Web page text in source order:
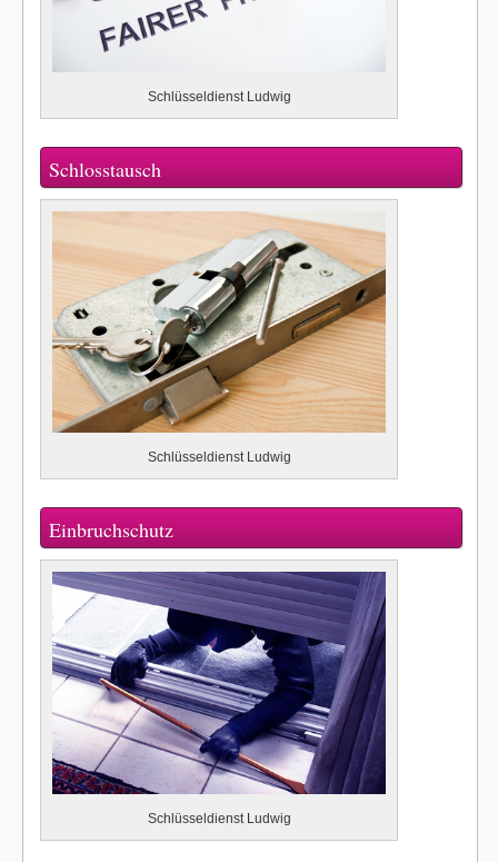
Schlüsseldienst Ludwig
Schlosstausch
Schlüsseldienst Ludwig
Einbruchschutz
Schlüsseldienst Ludwig